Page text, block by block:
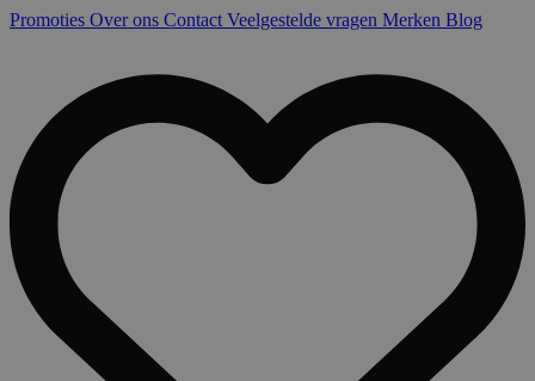
Promoties Over ons Contact Veelgestelde vragen Merken Blog